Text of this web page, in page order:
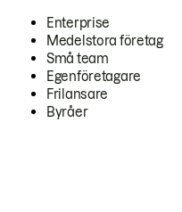
Enterprise
Medelstora företag
Små team
Egenföretagare
Frilansare
Byråer